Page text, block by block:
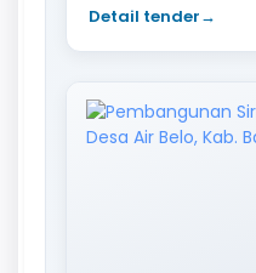
Detail tender→